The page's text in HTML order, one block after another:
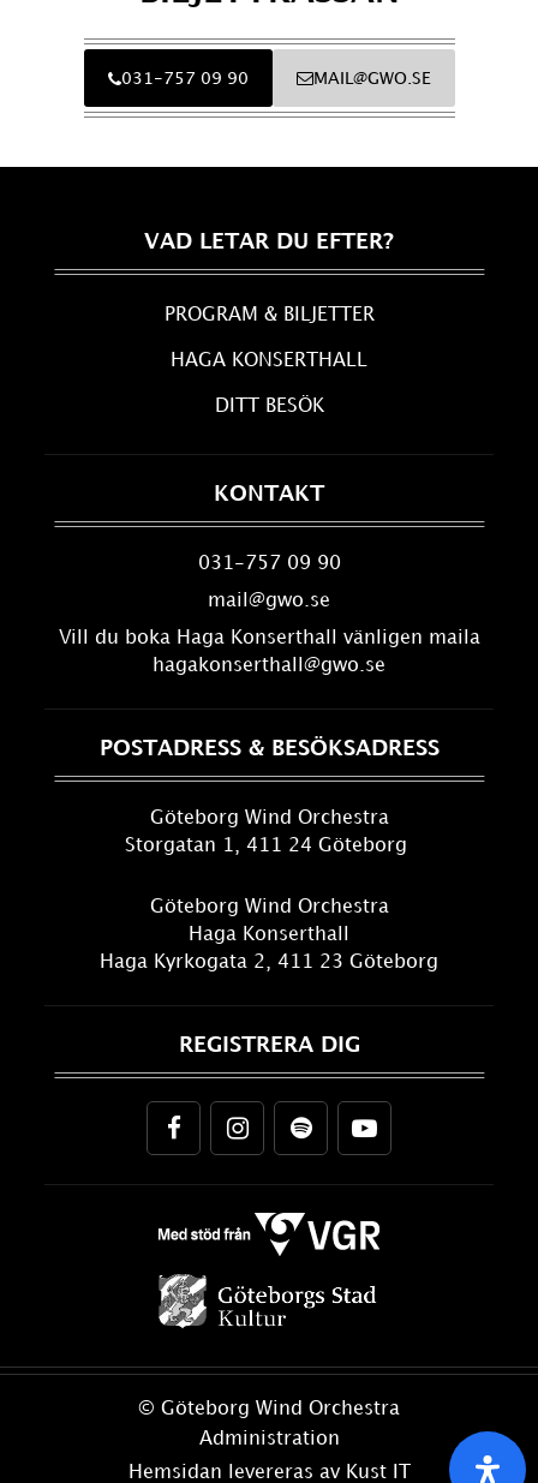
031-757 09 90 MAIL@GWO.SE
VAD LETAR DU EFTER?
PROGRAM & BILJETTER
HAGA KONSERTHALL
DITT BESÖK
KONTAKT
031-757 09 90
mail@gwo.se
Vill du boka Haga Konserthall vänligen maila
hagakonserthall@gwo.se
POSTADRESS & BESÖKSADRESS
Göteborg Wind Orchestra
Storgatan 1, 411 24 Göteborg
Göteborg Wind Orchestra
Haga Konserthall
Haga Kyrkogata 2, 411 23 Göteborg
REGISTRERA DIG
© Göteborg Wind Orchestra
Administration
Hemsidan levereras av Kust IT